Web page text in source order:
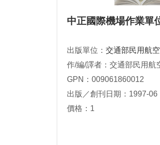
中正國際機場作業單
出版單位： 交通部民用航
作/編/譯者：交通部民用航
GPN：009061860012
出版／創刊日期：1997-06
價格：1